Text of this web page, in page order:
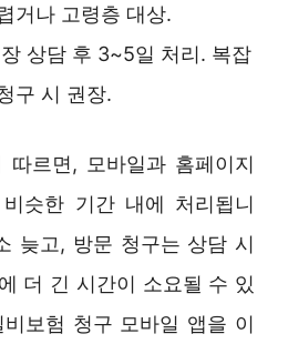
거나 고령층 대상.
상담 후 3~5일 처리. 복잡
구 시 권장.
따르면, 모바일과 홈페이지
슷한 기간 내에 처리됩니
늦고, 방문 청구는 상담 시
더 긴 시간이 소요될 수 있
보험 청구 모바일 앱을 이